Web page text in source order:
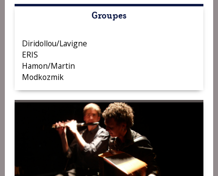
Groupes
Diridollou/Lavigne
ERIS
Hamon/Martin
Modkozmik